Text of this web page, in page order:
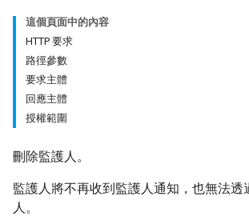
這個頁面中的內容
HTTP 要求
路徑參數
要求主體
回應主體
授權範圍
刪除監護人。
監護人將不再收到監護人通知，也無法透
人。